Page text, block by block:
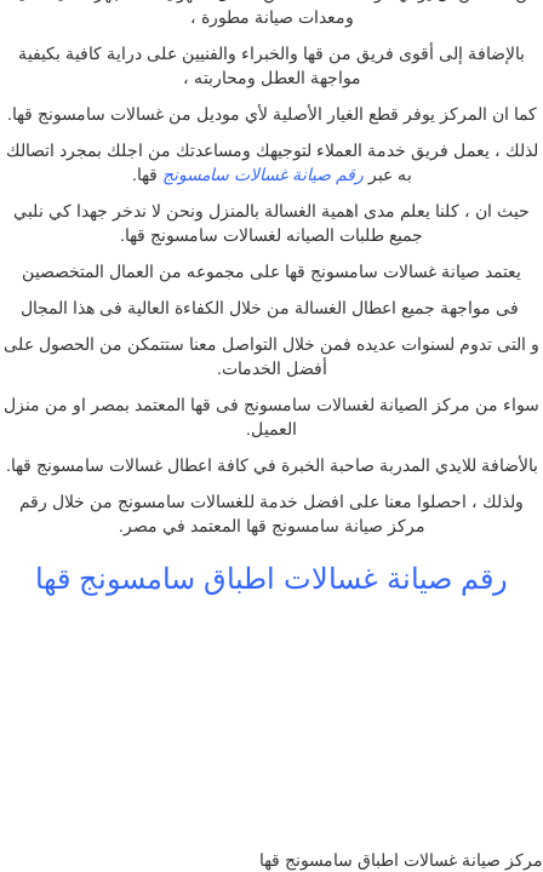
ومعدات صيانة مطورة ،
بالإضافة إلى أقوى فريق من قها والخبراء والفنيين على دراية كافية بكيفية
مواجهة العطل ومحاربته ،
كما ان المركز يوفر قطع الغيار الأصلية لأي موديل من غسالات سامسونج قها.
لذلك ، يعمل فريق خدمة العملاء لتوجيهك ومساعدتك من اجلك بمجرد اتصالك
به عبررقم صيانة غسالات سامسونج قها.
حيث ان ، كلنا يعلم مدى اهمية الغسالة بالمنزل ونحن لا ندخر جهدا كي نلبي
جميع طلبات الصيانه لغسالات سامسونج قها.
يعتمد صيانة غسالات سامسونج قها على مجموعه من العمال المتخصصين
فى مواجهة جميع اعطال الغسالة من خلال الكفاءة العالية فى هذا المجال
و التى تدوم لسنوات عديده فمن خلال التواصل معنا ستتمكن من الحصول على
أفضل الخدمات.
سواء من مركز الصيانة لغسالات سامسونج فى قها المعتمد بمصر او من منزل
العميل.
بالأضافة للايدي المدربة صاحبة الخبرة في كافة اعطال غسالات سامسونج قها.
ولذلك ، احصلوا معنا على افضل خدمة للغسالات سامسونج من خلال رقم
مركز صيانة سامسونج قها المعتمد في مصر.
رقم صيانة غسالات اطباق سامسونج قها
مركز صيانة غسالات اطباق سامسونج قها